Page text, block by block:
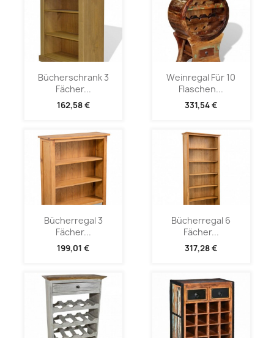
Bücherschrank 3
Fächer...
162,58 €
Weinregal Für 10
Flaschen...
331,54 €
Bücherregal 3
Fächer...
199,01 €
Bücherregal 6
Fächer...
317,28 €